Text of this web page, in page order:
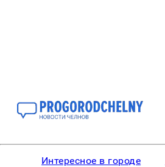
Интересное в городе